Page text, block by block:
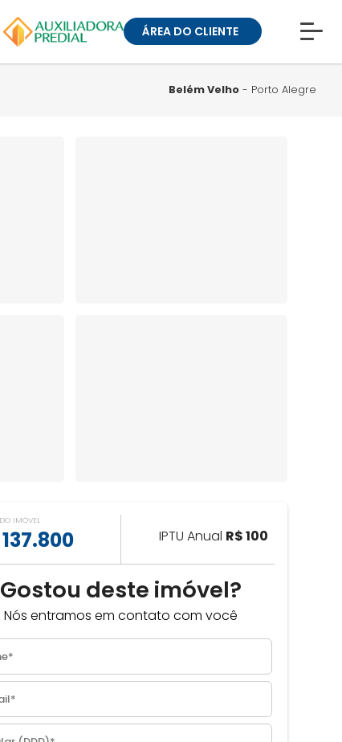
ÁREA DO CLIENTE
CONHEÇA A MUCK
BLOG
TRABALHE CONOSCO
Belém Velho - Porto Alegre
IMÓVEL
IPTU Anual R$ 100
Gostou deste imóvel?
Nós entramos em contato com você